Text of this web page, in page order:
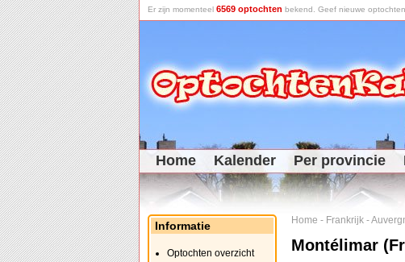
Er zijn momenteel 6569 optochten bekend. Geef nieuwe
Home Kalender Per provincie
Home - Frankrijk -
Montélimar
Informatie
Optochten overzicht